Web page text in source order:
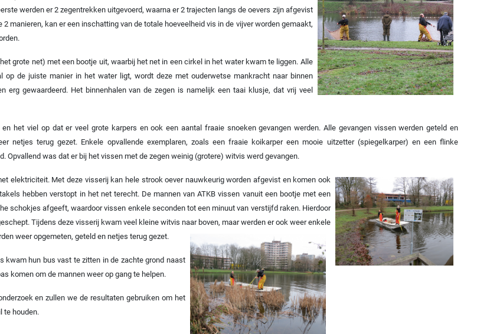
werden er 2 zegentrekken uitgevoerd, waarna er 2 trajecten langs de oevers zijn afgevist
manieren, kan er een inschatting van de totale hoeveelheid vis in de vijver worden gemaakt,
grote net) met een bootje uit, waarbij het net in een cirkel in het water kwam te liggen. Alle
de juiste manier in het water ligt, wordt deze met ouderwetse mankracht naar binnen
gewaardeerd. Het binnenhalen van de zegen is namelijk een taai klusje, dat vrij veel
het viel op dat er veel grote karpers en ook een aantal fraaie snoeken gevangen werden. Alle gevangen vissen werden geteld en
netjes terug gezet. Enkele opvallende exemplaren, zoals een fraaie koikarper een mooie uitzetter (spiegelkarper) en een flinke
Opvallend was dat er bij het vissen met de zegen weinig (grotere) witvis werd gevangen.
elektriciteit. Met deze visserij kan helestrook oever nauwkeurig worden afgevist en komen ook
hebben verstopt in het net terecht. De mannen van ATKB vissen vanuit een bootje met een
schokjes afgeeft, waardoor vissen enkele seconden tot een minuut van verstijfd raken. Hierdoor
Tijdens deze visserij kwam veel kleine witvis naar boven, maar werden er ook weer enkele
weer opgemeten, geteld en netjes terug gezet.
kwam hun bus vast te zitten in de zachte grond naast
komen om de mannen weer op gang te helpen.
en zullen we de resultaten gebruiken om het
te houden.